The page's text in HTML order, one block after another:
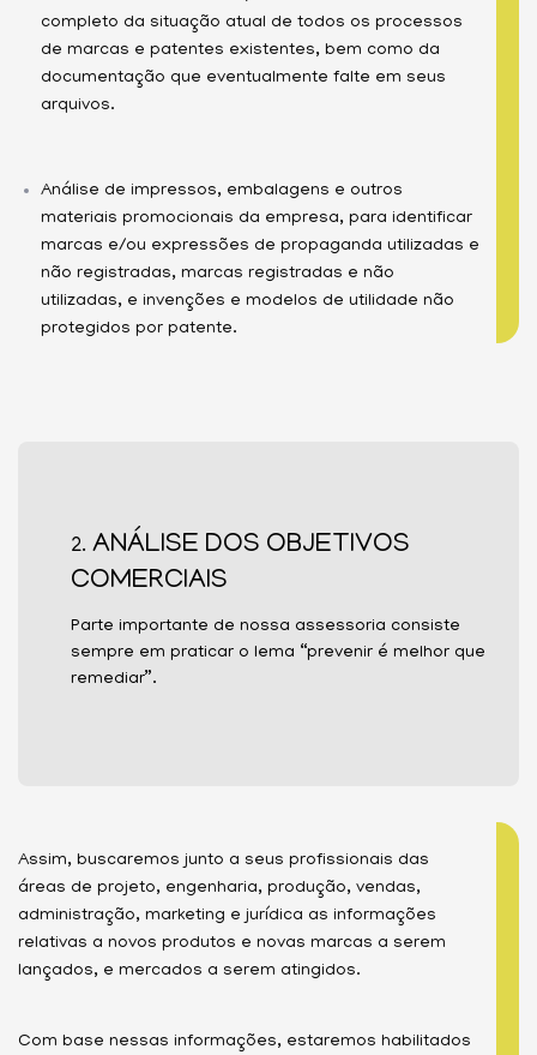
completo da situação atual de todos os processos
de marcas e patentes existentes, bem como da
documentação que eventualmente falte em seus
arquivos.
Análise de impressos, embalagens e outros
materiais promocionais da empresa, para identificar
marcas e/ou expressões de propaganda utilizadas e
não registradas, marcas registradas e não
utilizadas, e invenções e modelos de utilidade não
protegidos por patente.
2. ANÁLISE DOS OBJETIVOS
COMERCIAIS
Parte importante de nossa assessoria consiste
sempre em praticar o lema “prevenir é melhor que
remediar”.
Assim, buscaremos junto a seus profissionais das
áreas de projeto, engenharia, produção, vendas,
administração, marketing e jurídica as informações
relativas a novos produtos e novas marcas a serem
lançados, e mercados a serem atingidos.
Com base nessas informações, estaremos habilitados